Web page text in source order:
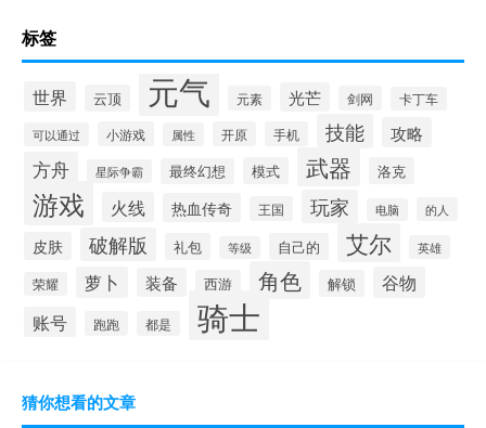
标签
世界 云顶 元气 元素 光芒 剑网 卡丁车
可以通过 小游戏 属性 开原 手机 技能 攻略
方舟 星际争霸 最终幻想 模式 武器 洛克
游戏 火线 热血传奇 王国 玩家 电脑 的人
皮肤 破解版 礼包 等级 自己的 艾尔 英雄
荣耀 萝卜 装备 西游 角色 解锁 谷物
账号 跑跑 都是 骑士
猜你想看的文章